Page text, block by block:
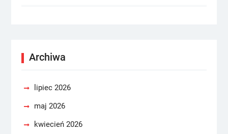
Archiwa
lipiec 2026
maj 2026
kwiecień 2026